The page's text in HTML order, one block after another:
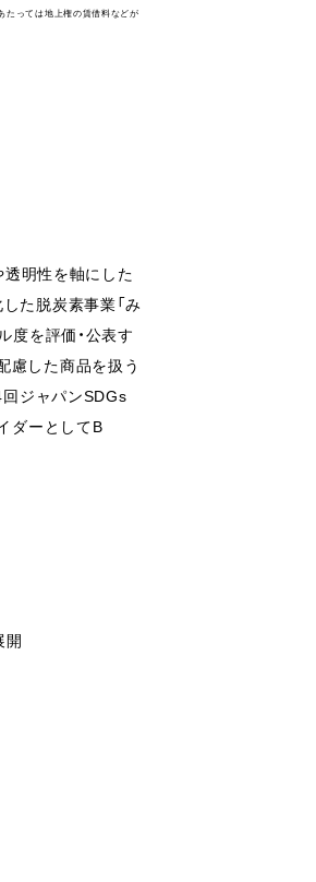
たっては地上権の賃借料などが
明性を軸にした
た脱炭素事業「み
度を評価・公表す
慮した商品を扱う
回ジャパンSDGs
ダーとしてB
開